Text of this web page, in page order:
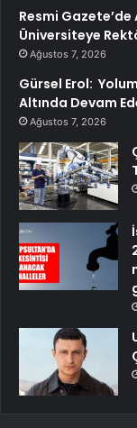
Resmi Gazete’de
Üniversiteye
Ağustos 7, 2026
Gürsel Erol:
Altında Devam
Ağustos 7, 2026